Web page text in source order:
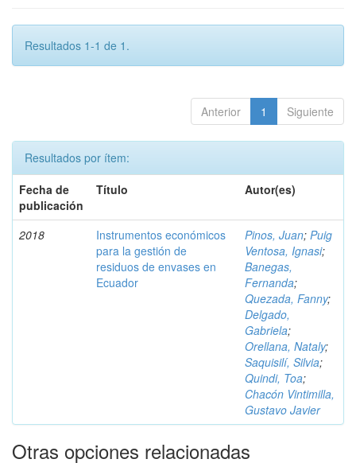
Resultados 1-1 de 1.
Anterior 1 Siguiente
Resultados por ítem:
Fecha de
publicación
Título Autor(es)
2018
Instrumentos económicos
para la gestión de
residuos de envases en
Ecuador
Pinos, Juan; Puig
Ventosa, Ignasi;
Banegas,
Fernanda;
Quezada, Fanny;
Delgado,
Gabriela;
Orellana, Nataly;
Saquisilí, Silvia;
Quindi, Toa;
Chacón Vintimilla,
Gustavo Javier
Otras opciones relacionadas